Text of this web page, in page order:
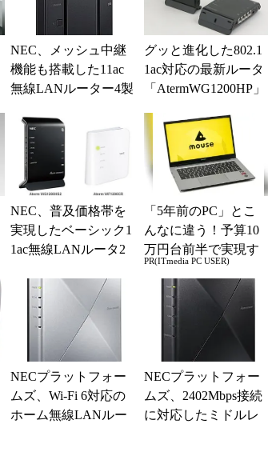
NEC、メッシュ中継
機能も搭載した11ac
無線LANルーター4製
グッと進化した802.1
1ac対応の最新ルータ
「AtermWG1200HP」
NEC、普及価格帯を
実現したベーシック1
1ac無線LANルータ2
「5年前のPC」とこ
んなに違う！予算10
万円台前半で実現す
る快適PCライフ
PR(ITmedia PC USER)
NECプラットフォー
ムズ、Wi-Fi 6対応の
ホーム無線LANルー
NECプラットフォー
ムズ、2402Mbps接続
に対応したミドルレ